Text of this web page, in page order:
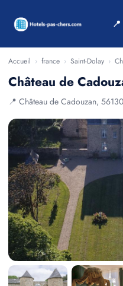
Accueil › france › Saint-Dolay ›
Château de
📍 Château de Cadouzan,